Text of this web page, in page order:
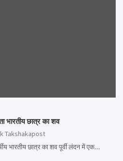
भारतीय छात्र का शव
Takshakapost
भारतीय छात्र का शव पूर्वी लंदन में एक…